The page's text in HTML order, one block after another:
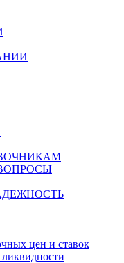
цен и ставок